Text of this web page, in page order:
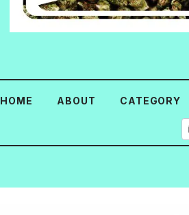
HOME ABOUT CATEGORY